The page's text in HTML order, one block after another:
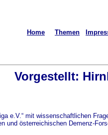
Home Themen
Vorgestellt:
e.V.“ mit wissenschaftlichen
und österreichischen Demenz-